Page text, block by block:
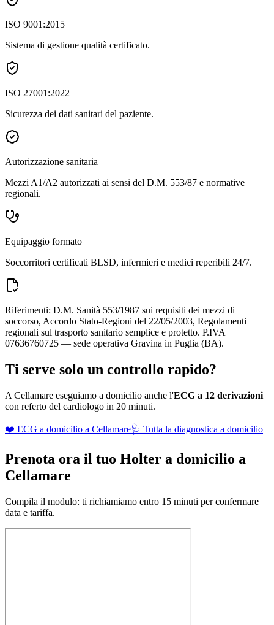
ISO 9001:2015
Sistema di gestione qualità certificato.
ISO 27001:2022
Sicurezza dei dati sanitari del paziente.
Autorizzazione sanitaria
Mezzi A1/A2 autorizzati ai sensi del D.M. 553/87 e normative
regionali.
Equipaggio formato
Soccorritori certificati BLSD, infermieri e medici reperibili 24/7.
Riferimenti: D.M. Sanità 553/1987 sui requisiti dei mezzi di
soccorso, Accordo Stato-Regioni del 22/05/2003, Regolamenti
regionali sul trasporto sanitario semplice e protetto. P.IVA
07636760725 — sede operativa Gravina in Puglia (BA).
Ti serve solo un controllo rapido?
A Cellamare eseguiamo a domicilio anche l'ECG a 12 derivazioni
con referto del cardiologo in 20 minuti.
❤️ ECG a domicilio a Cellamare🩺 Tutta la diagnostica a domicilio
Prenota ora il tuo Holter a domicilio a
Cellamare
Compila il modulo: ti richiamiamo entro 15 minuti per confermare
data e tariffa.